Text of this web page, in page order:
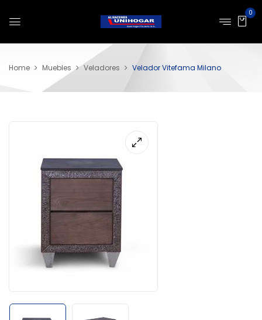
0
Home Muebles Veladores Velador Vitefama Milano